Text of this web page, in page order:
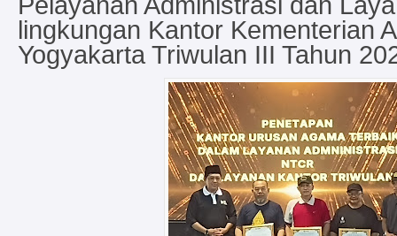
lingkungan Kantor Kementerian
Yogyakarta Triwulan III Tahun